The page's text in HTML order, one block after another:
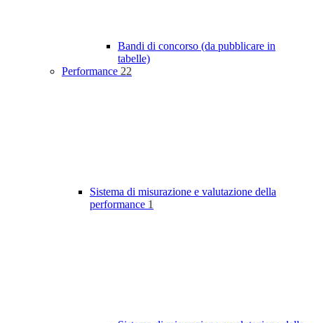
Bandi di concorso (da pubblicare in
tabelle)
Performance 22
Sistema di misurazione e valutazione della
performance 1